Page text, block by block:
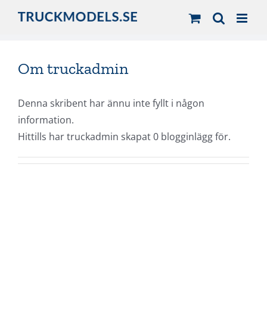
Omtruckadmin
Denna skribent har ännu inte fyllt i någon
information.
Hittills har truckadmin skapat 0 blogginlägg för.